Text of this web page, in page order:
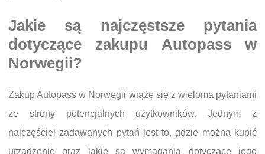
Jakie są najczęstsze pytania
dotyczące zakupu Autopass w
Norwegii?
Zakup Autopass w Norwegii wiąże się z wieloma pytaniami
ze strony potencjalnych użytkowników. Jednym z
najczęściej zadawanych pytań jest to, gdzie można kupić
urządzenie oraz jakie są wymagania dotyczące jego